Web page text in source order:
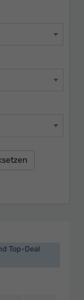
Top-Deal